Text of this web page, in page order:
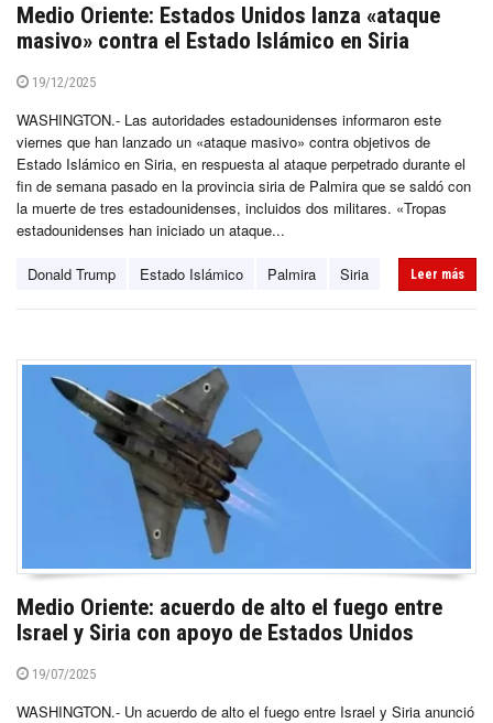
Medio Oriente: Estados Unidos lanza «ataque
masivo» contra el Estado Islámico en Siria
19/12/2025
WASHINGTON.- Las autoridades estadounidenses informaron este
viernes que han lanzado un «ataque masivo» contra objetivos de
Estado Islámico en Siria, en respuesta al ataque perpetrado durante el
fin de semana pasado en la provincia siria de Palmira que se saldó con
la muerte de tres estadounidenses, incluidos dos militares. «Tropas
estadounidenses han iniciado un ataque...
Donald Trump Estado Islámico Palmira Siria Leer más
Medio Oriente: acuerdo de alto el fuego entre
Israel y Siria con apoyo de Estados Unidos
19/07/2025
WASHINGTON.- Un acuerdo de alto el fuego entre Israel y Siria anunció